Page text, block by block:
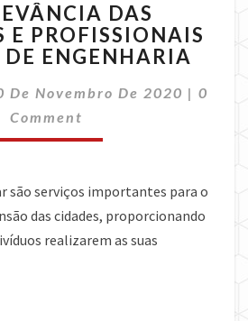
RELEVÂNCIA
DAS
EMPRESAS
PROFISSIONAIS
DA
DAS
E PROFISSIONAIS
ENGENHARIA
De Novembro De 2020 | 0
Comment
são serviços importantes para o
das cidades, proporcionando
realizarem as suas